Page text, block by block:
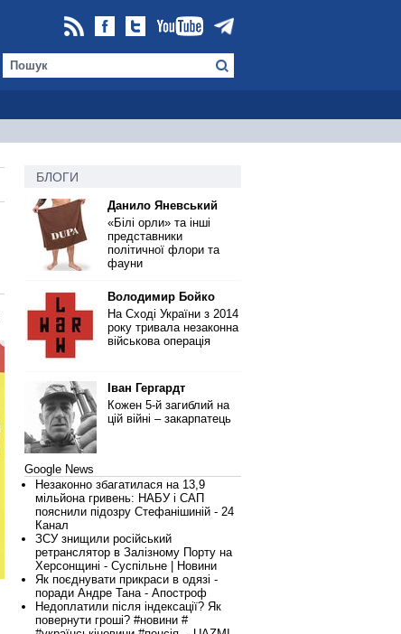
БЛОГИ
Данило Яневський
«Білі орли» та інші
представники
політичної флори та
фауни
Володимир Бойко
На Сході України з 2014
року тривала незаконна
військова операція
Іван Гергардт
Кожен 5-й загиблий на
цій війні – закарпатець
Google News
Незаконно збагатилася на 13,9
мільйона гривень: НАБУ і САП
пояснили підозру Стефанішиній - 24
Канал
ЗСУ знищили російський
ретранслятор в Залізному Порту на
Херсонщині - Суспільне | Новини
Як поєднувати прикраси в одязі -
поради Андре Тана - Апостроф
Недоплатили після індексації? Як
повернути гроші? #новини #